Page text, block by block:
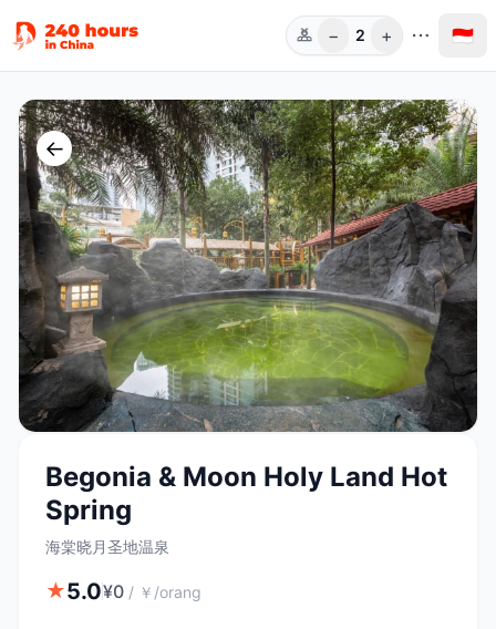
Orang
− 2 + 🇮🇩
←
Begonia & Moon Holy Land Hot
Spring
海棠晓月圣地温泉
★5.0¥0 / ￥/orang